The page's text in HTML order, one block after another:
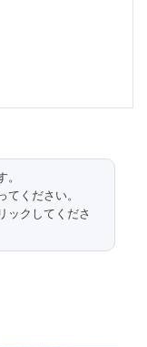
56
てください。
ックしてくださ